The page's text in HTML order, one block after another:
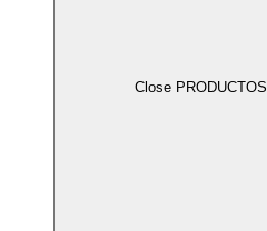
Close PRODUCTOS